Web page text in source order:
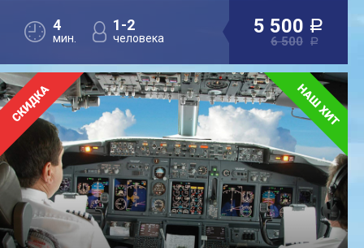
4
мин.
1-2
человека
5 500 a
6 500 a